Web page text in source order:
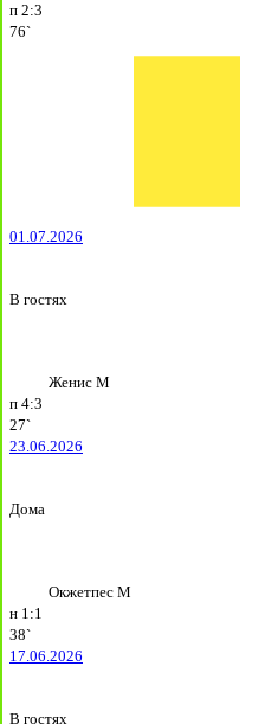
п 2:3
76`
01.07.2026
В гостях
Женис М
п 4:3
27`
23.06.2026
Дома
Окжетпес М
н 1:1
38`
17.06.2026
В гостях